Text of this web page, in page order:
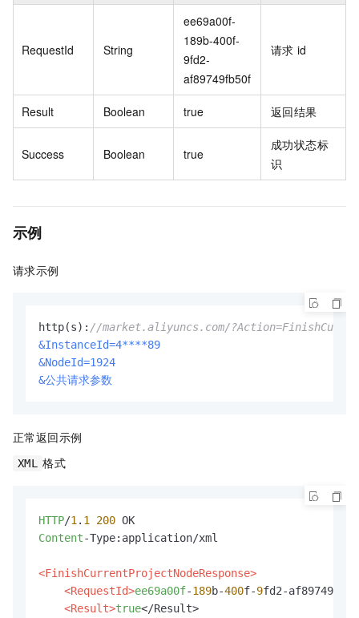
RequestId String
ee69a00f-
189b-400f-
9fd2-
af89749fb50f
请求 id
Result Boolean true 返回结果
Success Boolean true
成功状态标
识
示例
请求示例
http(s): //market.aliyuncs.com/
&InstanceId=4****89
&NodeId=1924
&公共请求参数
正常返回示例
XML 格式
HTTP/1 . 1 200
Content-Type:application/xml
<FinishCurrentProjectNodeResponse>
<RequestId>ee69a00f-189b-400f-9fd2-
<Result>true</Result>